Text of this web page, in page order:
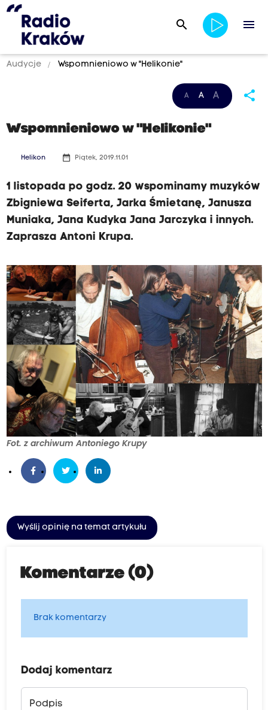
search menu
Audycje Wspomnieniowo w "Helikonie"
A A A share
Wspomnieniowo w "Helikonie"
Helikon date_range Piątek, 2019.11.01
1 listopada po godz. 20 wspominamy muzyków
Zbigniewa Seiferta, Jarka Śmietanę, Janusza
Muniaka, Jana Kudyka Jana Jarczyka i innych.
Zaprasza Antoni Krupa.
Fot. z archiwum Antoniego Krupy
Wyślij opinię na temat artykułu
Komentarze (0)
Brak komentarzy
Dodaj komentarz
Podpis